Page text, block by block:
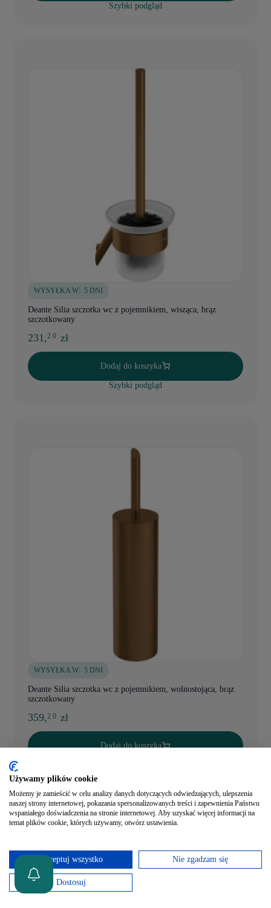
Szybki podgląd
WYSYŁKA W: 5 DNI
Deante Silia szczotka wc z pojemnikiem, wisząca, brąz
szczotkowany
231,2 0 zł
Dodaj do koszyka
Szybki podgląd
WYSYŁKA W: 5 DNI
Deante Silia szczotka wc z pojemnikiem, wolnostojąca, brąz
szczotkowany
359,2 0 zł
Dodaj do koszyka
Używamy plików cookie
Możemy je zamieścić w celu analizy danych dotyczących odwiedzających, ulepszenia
naszej strony internetowej, pokazania spersonalizowanych treści i zapewnienia Państwu
wspaniałego doświadczenia na stronie internetowej. Aby uzyskać więcej informacji na
temat plików cookie, których używamy, otwórz ustawienia.
Akceptuj wszystko Nie zgadzam się
Dostosuj